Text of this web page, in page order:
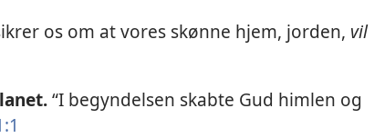
os om at vores skønne hjem, jorden, vil
“I begyndelsen skabte Gud himlen og